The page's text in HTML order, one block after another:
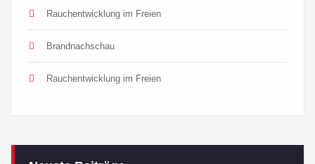
Rauchentwicklung im Freien
Brandnachschau
Rauchentwicklung im Freien